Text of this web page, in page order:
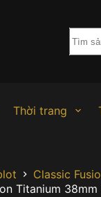
Thời trang
Classic
Titanium 38mm